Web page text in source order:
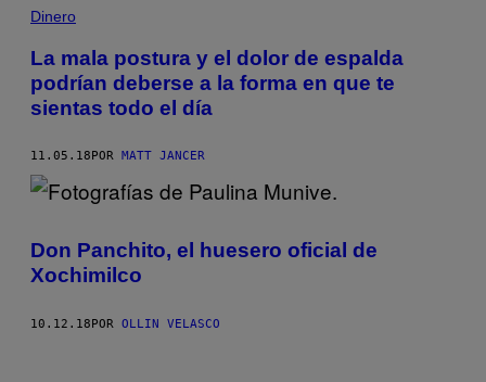
Dinero
La mala postura y el dolor de espalda
podrían deberse a la forma en que te
sientas todo el día
11.05.18 POR MATT JANCER
Don Panchito, el huesero oficial de
Xochimilco
10.12.18POR OLLIN VELASCO